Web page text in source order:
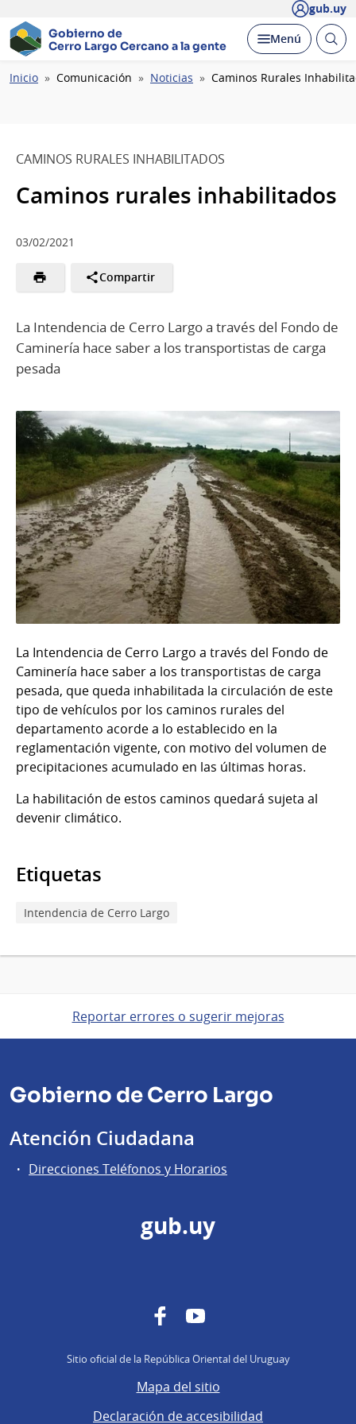
gub.uy
Gobierno de
Cerro Largo Cercano a la gente
Desplegar
Menú Abrir
Ruta
Inicio Comunicación Noticias Caminos Rurales
CAMINOS RURALES INHABILITADOS
Caminos rurales inhabilitados
03/02/2021
Compartir
La Intendencia de Cerro Largo a través del Fondo de
Caminería hace saber a los transportistas de carga
pesada
La Intendencia de Cerro Largo a través del Fondo de
Caminería hace saber a los transportistas de carga
pesada, que queda inhabilitada la circulación de este
tipo de vehículos por los caminos rurales del
departamento acorde a lo establecido en la
reglamentación vigente, con motivo del volumen de
precipitaciones acumulado en las últimas horas.
La habilitación de estos caminos quedará sujeta al
devenir climático.
Etiquetas
Intendencia de Cerro Largo
Reportar errores o sugerir mejoras
Gobierno de Cerro Largo
Atención Ciudadana
Direcciones Teléfonos y Horarios
gub.uy
FacebookYouTube
Sitio oficial de la República Oriental del Uruguay
Mapa del sitio
Declaración de accesibilidad